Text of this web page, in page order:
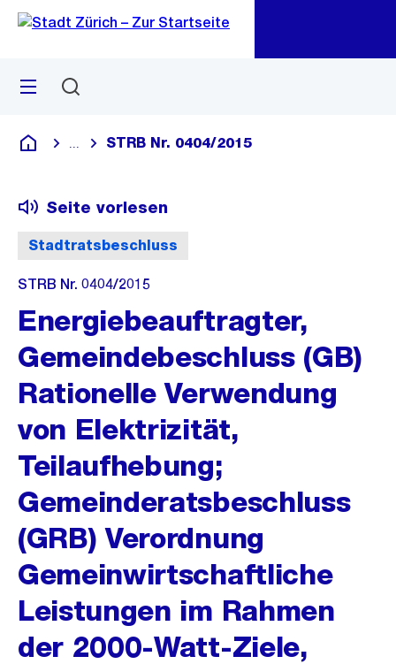
Navigation
Sprunglink
Menü
Deutsch
Blende alle Breadcrumbs ein
STRB Nr. 0404/2015
Stadtratsbeschluss
Seite vorlesen
STRB Nr. 0404/2015
Energiebeauftragter,
Gemeindebeschluss (GB)
Rationelle Verwendung
von Elektrizität,
Teilaufhebung;
Gemeinderatsbeschluss
(GRB) Verordnung
Gemeinwirtschaftliche
Leistungen im Rahmen
der 2000-Watt-Ziele,